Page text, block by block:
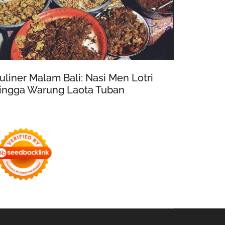
Malam Bali: Nasi Men Lotri
Warung Laota Tuban